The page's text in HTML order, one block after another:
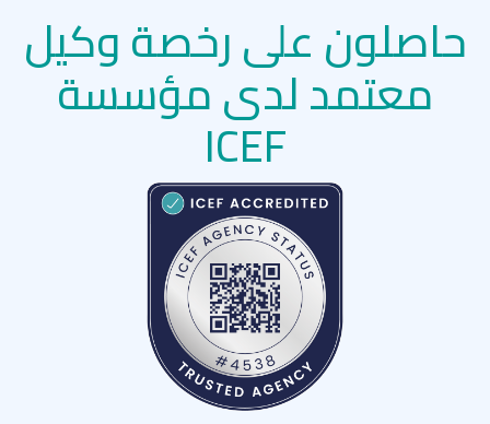
حاصلون على رخصة وكيل
معتمد لدى مؤسسة
ICEF